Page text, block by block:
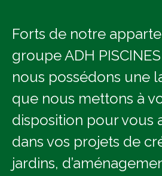
Forts de notre
groupe ADH PISCINES
nous possédons une
que nous mettons à
disposition pour vous
dans vos projets de
jardins,